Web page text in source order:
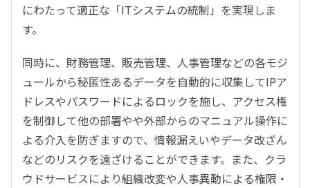
にわたって適正な「ITシステムの統制」を実現しま
す。
同時に、財務管理、販売管理、人事管理などの各モジ
ュールから秘匿性あるデータを自動的に収集してIPア
ドレスやパスワードによるロックを施し、アクセス権
を制御して他の部署やや外部からのマニュアル操作に
よる介入を防ぎますので、情報漏えいやデータ改ざん
などのリスクを遠ざけることができます。また、クラ
ウドサービスにより組織改変や人事異動による権限・